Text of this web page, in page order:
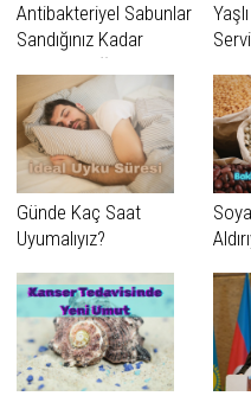
Antibakteriyel Sabunlar
Sandığınız Kadar
Masum Değil!
Günde Kaç Saat
Uyumalıyız?